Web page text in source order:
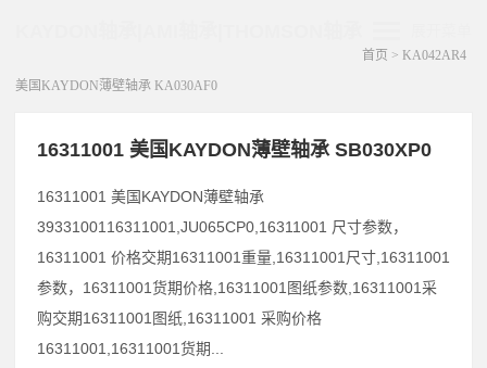
首页 > KA042AR4
美国KAYDON薄壁轴承 KA030AF0
16311001 美国KAYDON薄壁轴承 SB030XP0
16311001 美国KAYDON薄壁轴承
3933100116311001,JU065CP0,16311001 尺寸参数，
16311001 价格交期16311001重量,16311001尺寸,16311001
参数，16311001货期价格,16311001图纸参数,16311001采
购交期16311001图纸,16311001 采购价格
16311001,16311001货期...